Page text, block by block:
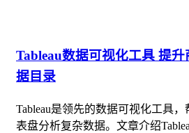
Tableau数据可视化工具 提
据目录
Tableau是领先的数据可视化工具
表盘分析复杂数据。文章介绍